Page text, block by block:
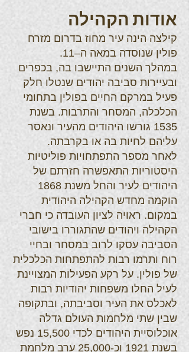
אודות הקהילה
קילצה הינה עיר מחוז בדרום מזרח
פולין שנוסדה במאה ה–11.
במהלך השנים התיישבו בה, בכפרים
ובעיירות סביבה יהודים שנטלו חלק
פעיל במרקם החיים בפולין בתחומי
הכלכלה, המסחר והתרבות. בשנת
1535 גורשו היהודים מהעיר ונאסר
עליהם לחיות בה או בקרבתה.
לאחר מספר התפתחויות פוליטיות
היסטוריות התאפשרה חזרתם של
היהודים לעיר והחל משנת 1868
הוקמה מחדש הקהילה היהודית
במקום. ראויה לציון העובדה כי חברי
הקהילה ויהודים שהתגוררו בישובי
הסביבה עסקו לרוב במסחר ובחיי
רוח ותרמו רבות להתפתחות הכלכלית
של פולין. על רקע הפעילות המצויינת
לעיל החלו משפחות יהודיות רבות
לאכלס את העיר וסביבתה, ובתקופה
שבין שתי מלחמות העולם גדלה
אוכלוסיית היהודים לכדי 15,500 נפש
בשנת 1921 וכ-25,000 ערב מלחמת